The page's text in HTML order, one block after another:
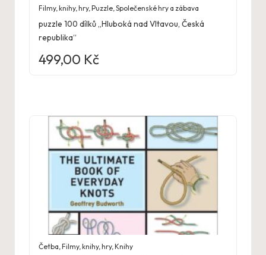
Filmy, knihy, hry,Puzzle ,Společenské hry a zábava
puzzle 100 dílků „Hluboká nad Vltavou, Česká
republika“
499,00 Kč
Četba,Filmy, knihy, hry,Knihy